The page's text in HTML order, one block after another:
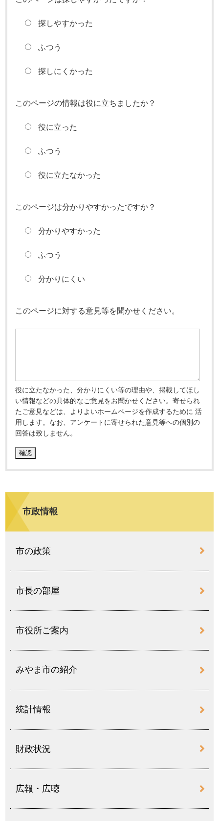
探しやすかった
ふつう
探しにくかった
このページの情報は役に立ちましたか？
役に立った
ふつう
役に立たなかった
このページは分かりやすかったですか？
分かりやすかった
ふつう
分かりにくい
このページに対する意見等を聞かせください。
役に立たなかった、分かりにくい等の理由や、掲載してほし
い情報などの具体的なご意見をお聞かせください。寄せられ
たご意見などは、よりよいホームページを作成するために 活
用します。なお、アンケートに寄せられた意見等への個別の
回答は致しません。
市政情報
市の政策
市長の部屋
市役所ご案内
みやま市の紹介
統計情報
財政状況
広報・広聴